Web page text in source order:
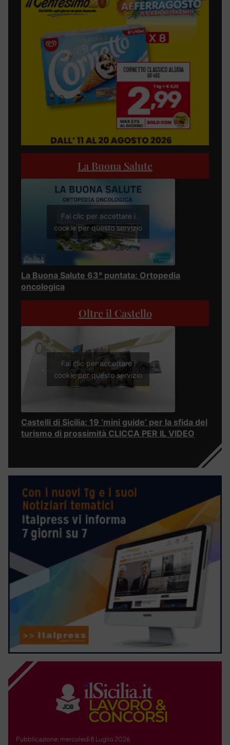
La Buona Salute
Fai clic per accettare i
cookie per questo servizio
La Buona Salute 63° puntata: Ortopedia
oncologica
Oltre il Castello
Fai clic per accettare i
cookie per questo servizio
Castelli di Sicilia: 19 ‘mini guide’ per la sfida del
turismo di prossimità CLICCA PER IL VIDEO
Pubblicazione: mercoledì 8 Luglio 2026